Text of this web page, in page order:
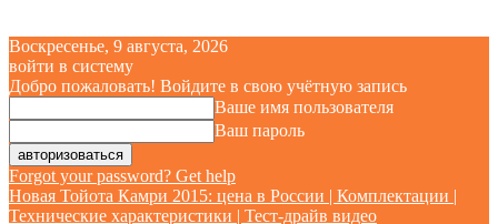
Воскресенье, 9 августа, 2026
войти в систему
Добро пожаловать! Войдите в свою учётную запись
Ваше имя пользователя
Ваш пароль
Forgot your password? Get help
Новая Тойота Камри 2015: цена в России | Комплектации |
Технические характеристики | Тест-драйв видео